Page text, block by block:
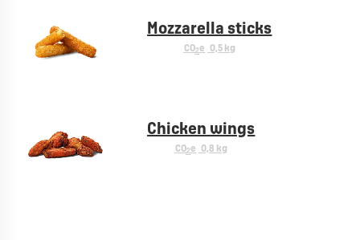
Mozzarella sticks
CO2e 0,5 kg
Chicken wings
CO2e 0,8 kg